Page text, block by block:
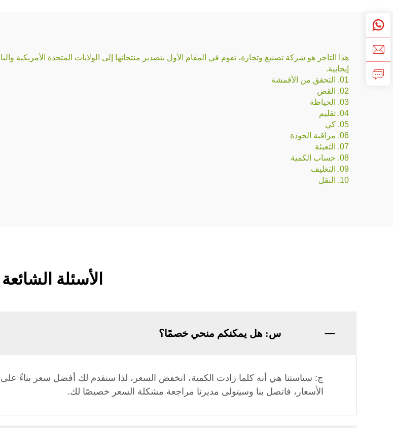
إيجابية.
01. التحقق من الأقمشة
02. القص
03. الخياطة
04. تقليم
05. كي
06. مراقبة الجودة
07. التعبئة
08. حساب الكمية
09. التغليف
10. النقل
الأسئلة الشائعة
س: هل يمكنكم منحي خصمًا؟
ج: سياستنا هي أنه كلما زادت الكمية، انخفض السعر، لذا سنقدم لك أفضل سعر بناءً
الأسعار، فاتصل بنا وسيتولى مديرنا مراجعة مشكلة السعر خصيصًا لك.